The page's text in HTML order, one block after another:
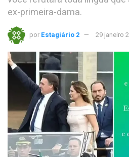
ex-primeira-dama.
por Estagiário 2 29 janeiro